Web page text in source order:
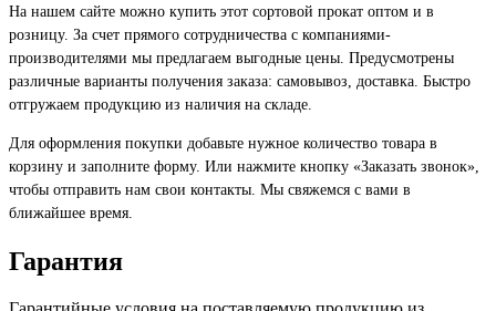
На нашем сайте можно купить этот сортовой прокат оптом и в
розницу. За счет прямого сотрудничества с компаниями-
производителями мы предлагаем выгодные цены. Предусмотрены
различные варианты получения заказа: самовывоз, доставка. Быстро
отгружаем продукцию из наличия на складе.
Для оформления покупки добавьте нужное количество товара в
корзину и заполните форму. Или нажмите кнопку «Заказать звонок»,
чтобы отправить нам свои контакты. Мы свяжемся с вами в
ближайшее время.
Гарантия